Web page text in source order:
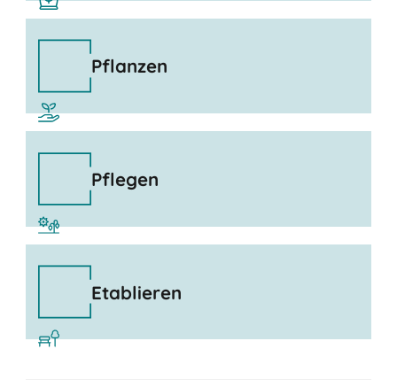
Pflanzen
Pflegen
Etablieren